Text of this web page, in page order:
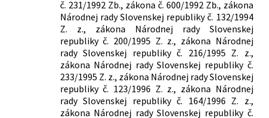
290/2016 Z. z.
Zákon o podpore malého a stredného
podnikania a o zmene a doplnení
zákona č. 71/2013 Z. z. o poskytovaní
dotácií v pôsobnosti Ministerstva
hospodárstva Slovenskej republiky v
znení neskorších predpisov
106/2018 Z. z.
Zákon o prevádzke vozidiel v cestnej
premávke a o zmene a doplnení
č. 231/1992 Zb., zákona č. 600/1992 Zb., zákona
Národnej rady Slovenskej republiky č. 132/1994
Z. z., zákona Národnej rady Slovenskej
republiky č. 200/1995 Z. z., zákona Národnej
rady Slovenskej republiky č. 216/1995 Z. z.,
zákona Národnej rady Slovenskej republiky č.
233/1995 Z. z., zákona Národnej rady Slovenskej
republiky č. 123/1996 Z. z., zákona Národnej
rady Slovenskej republiky č. 164/1996 Z. z.,
zákona Národnej rady Slovenskej republiky č.